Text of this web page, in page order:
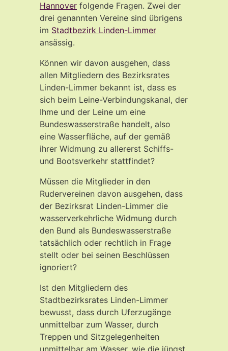
Hannover folgende Fragen. Zwei der
drei genannten Vereine sind übrigens
im Stadtbezirk Linden-Limmer
ansässig.
Können wir davon ausgehen, dass
allen Mitgliedern des Bezirksrates
Linden-Limmer bekannt ist, dass es
sich beim Leine-Verbindungskanal, der
Ihme und der Leine um eine
Bundeswasserstraße handelt, also
eine Wasserfläche, auf der gemäß
ihrer Widmung zu allererst Schiffs-
und Bootsverkehr stattfindet?
Müssen die Mitglieder in den
Rudervereinen davon ausgehen, dass
der Bezirksrat Linden-Limmer die
wasserverkehrliche Widmung durch
den Bund als Bundeswasserstraße
tatsächlich oder rechtlich in Frage
stellt oder bei seinen Beschlüssen
ignoriert?
Ist den Mitgliedern des
Stadtbezirksrates Linden-Limmer
bewusst, dass durch Uferzugänge
unmittelbar zum Wasser, durch
Treppen und Sitzgelegenheiten